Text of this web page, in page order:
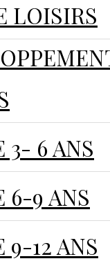
LOISIRS
3- 6 ANS
6-9 ANS
9-12 ANS